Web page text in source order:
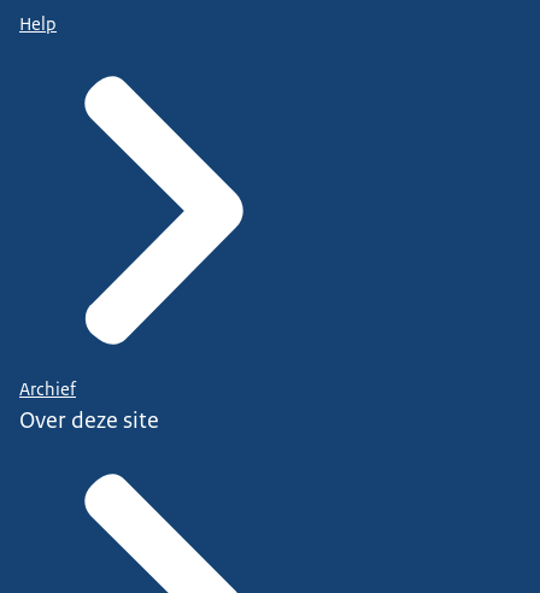
Help
Archief
Over deze site